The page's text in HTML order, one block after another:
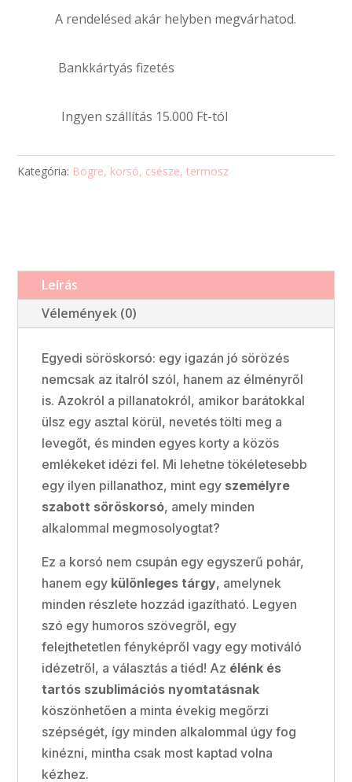
és
mennyiség
A rendelésed akár helyben megvárhatod.
Bankkártyás fizetés
Ingyen szállítás 15.000 Ft-tól
Kategória: Bögre, korsó, csésze, termosz
Leírás
Vélemények (0)
Egyedi söröskorsó: egy igazán jó sörözés
nemcsak az italról szól, hanem az élményről
is. Azokról a pillanatokról, amikor barátokkal
ülsz egy asztal körül, nevetés tölti meg a
levegőt, és minden egyes korty a közös
emlékeket idézi fel. Mi lehetne tökéletesebb
egy ilyen pillanathoz, mint egy személyre
szabott söröskorsó, amely minden
alkalommal megmosolyogtat?
Ez a korsó nem csupán egy egyszerű pohár,
hanem egy különleges tárgy, amelynek
minden részlete hozzád igazítható. Legyen
szó egy humoros szövegről, egy
felejthetetlen fényképről vagy egy motiváló
idézetről, a választás a tiéd! Az élénk és
tartós szublimációs nyomtatásnak
köszönhetően a minta évekig megőrzi
szépségét, így minden alkalommal úgy fog
kinézni, mintha csak most kaptad volna
kézhez.